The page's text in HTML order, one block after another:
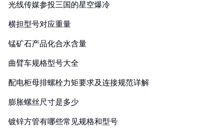
光线传媒参投三国的星空爆冷
横担型号对应重量
锰矿石产品化合水含量
曲臂车规格型号大全
配电柜母排螺栓力矩要求及连接规范详解
膨胀螺丝尺寸是多少
镀锌方管有哪些常见规格和型号